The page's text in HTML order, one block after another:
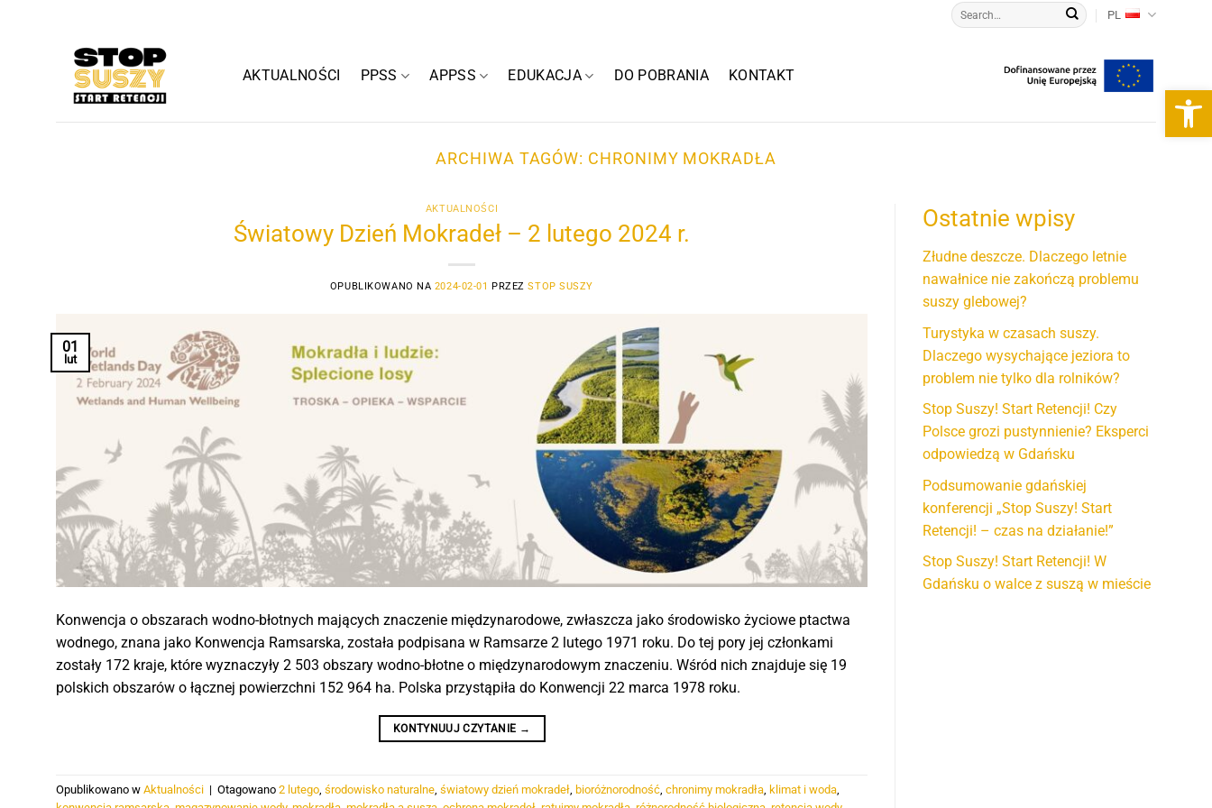
PL
AKTUALNOŚCI PPSS APPSS EDUKACJA DO POBRANIA KONTAKT
ARCHIWA TAGÓW: CHRONIMY MOKRADŁA
AKTUALNOŚCI
Światowy Dzień Mokradeł – 2 lutego 2024 r.
OPUBLIKOWANO NA 2024-02-01 PRZEZSTOP SUSZY
01
lut
Konwencja o obszarach wodno-błotnych mających znaczenie międzynarodowe, zwłaszcza jako środowisko życiowe ptactwa
wodnego, znana jako Konwencja Ramsarska, została podpisana w Ramsarze 2 lutego 1971 roku. Do tej pory jej członkami
zostały 172 kraje, które wyznaczyły 2 503 obszary wodno-błotne o międzynarodowym znaczeniu. Wśród nich znajduje się 19
polskich obszarów o łącznej powierzchni 152 964 ha. Polska przystąpiła do Konwencji 22 marca 1978 roku.
KONTYNUUJ CZYTANIE →
Opublikowano w Aktualności | Otagowano 2 lutego, środowisko naturalne, światowy dzień mokradeł, bioróżnorodność, chronimy mokradła, klimat i woda,
Ostatnie wpisy
Złudne deszcze. Dlaczego letnie
nawałnice nie zakończą problemu
suszy glebowej?
Turystyka w czasach suszy.
Dlaczego wysychające jeziora to
problem nie tylko dla rolników?
Stop Suszy! Start Retencji! Czy
Polsce grozi pustynnienie? Eksperci
odpowiedzą w Gdańsku
Podsumowanie gdańskiej
konferencji „Stop Suszy! Start
Retencji! – czas na działanie!”
Stop Suszy! Start Retencji! W
Gdańsku o walce z suszą w mieście